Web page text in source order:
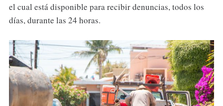
el cual está disponible para recibir denuncias, todos los
días, durante las 24 horas.